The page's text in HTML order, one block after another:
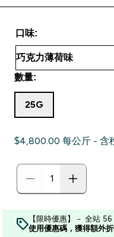
口味:
數量:
25G
$4,800.00‎ 每公斤 - 含
【限時優惠】－ 全站
使用優惠碼，獲得額外